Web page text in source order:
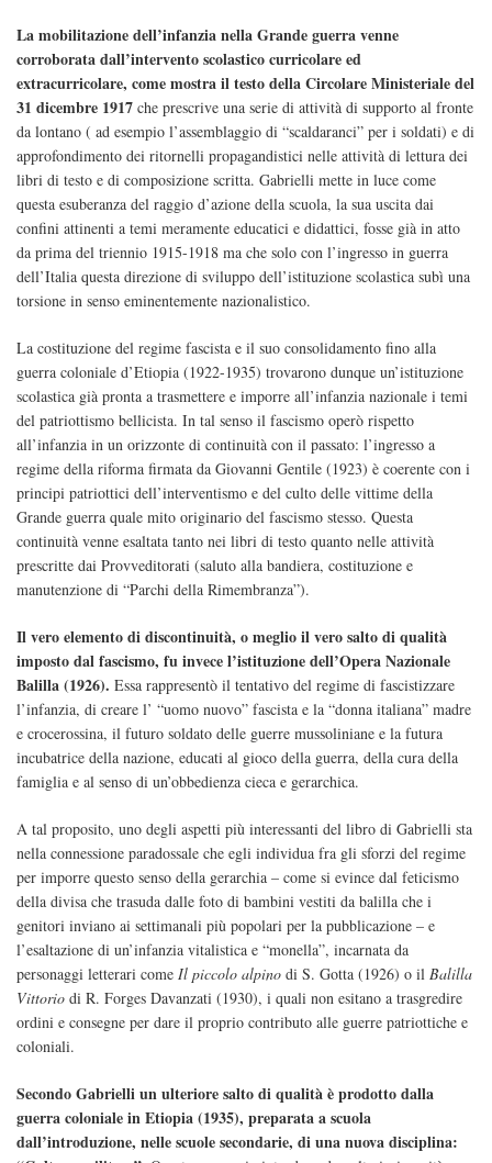
La mobilitazione dell’infanzia nella Grande guerra venne
corroborata dall’intervento scolastico curricolare ed
extracurricolare, come mostra il testo della Circolare Ministeriale del
31 dicembre 1917 che prescrive una serie di attività di supporto al fronte
da lontano ( ad esempio l’assemblaggio di “scaldaranci” per i soldati) e di
approfondimento dei ritornelli propagandistici nelle attività di lettura dei
libri di testo e di composizione scritta. Gabrielli mette in luce come
questa esuberanza del raggio d’azione della scuola, la sua uscita dai
confini attinenti a temi meramente educatici e didattici, fosse già in atto
da prima del triennio 1915-1918 ma che solo con l’ingresso in guerra
dell’Italia questa direzione di sviluppo dell’istituzione scolastica subì una
torsione in senso eminentemente nazionalistico.
La costituzione del regime fascista e il suo consolidamento fino alla
guerra coloniale d’Etiopia (1922-1935) trovarono dunque un’istituzione
scolastica già pronta a trasmettere e imporre all’infanzia nazionale i temi
del patriottismo bellicista. In tal senso il fascismo operò rispetto
all’infanzia in un orizzonte di continuità con il passato: l’ingresso a
regime della riforma firmata da Giovanni Gentile (1923) è coerente con i
principi patriottici dell’interventismo e del culto delle vittime della
Grande guerra quale mito originario del fascismo stesso. Questa
continuità venne esaltata tanto nei libri di testo quanto nelle attività
prescritte dai Provveditorati (saluto alla bandiera, costituzione e
manutenzione di “Parchi della Rimembranza”).
Il vero elemento di discontinuità, o meglio il vero salto di qualità
imposto dal fascismo, fu invece l’istituzione dell’Opera Nazionale
Balilla (1926). Essa rappresentò il tentativo del regime di fascistizzare
l’infanzia, di creare l’ “uomo nuovo” fascista e la “donna italiana” madre
e crocerossina, il futuro soldato delle guerre mussoliniane e la futura
incubatrice della nazione, educati al gioco della guerra, della cura della
famiglia e al senso di un’obbedienza cieca e gerarchica.
A tal proposito, uno degli aspetti più interessanti del libro di Gabrielli sta
nella connessione paradossale che egli individua fra gli sforzi del regime
per imporre questo senso della gerarchia – come si evince dal feticismo
della divisa che trasuda dalle foto di bambini vestiti da balilla che i
genitori inviano ai settimanali più popolari per la pubblicazione – e
l’esaltazione di un’infanzia vitalistica e “monella”, incarnata da
personaggi letterari come Il piccolo alpino di S. Gotta (1926) o il Balilla
Vittorio di R. Forges Davanzati (1930), i quali non esitano a trasgredire
ordini e consegne per dare il proprio contributo alle guerre patriottiche e
coloniali.
Secondo Gabrielli un ulteriore salto di qualità è prodotto dalla
guerra coloniale in Etiopia (1935), preparata a scuola
dall’introduzione, nelle scuole secondarie, di una nuova disciplina: